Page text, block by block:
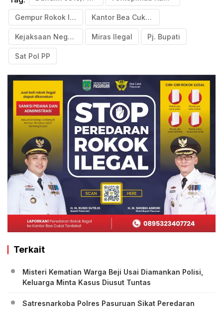
Gempur Rokok Ilegal Kantor Bea Cukai Pasuruan
Kejaksaan Negeri Kabupaten Pasuruan Miras Ilegal Pj. Bupati
Sat Pol PP
Terkait
Misteri Kematian Warga Beji Usai Diamankan Polisi,
Keluarga Minta Kasus Diusut Tuntas
Satresnarkoba Polres Pasuruan Sikat Peredaran